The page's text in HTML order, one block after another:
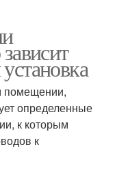
помещении,
определенные
к которым
к